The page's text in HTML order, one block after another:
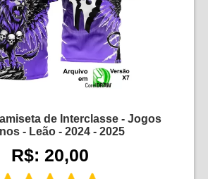
de Interclasse - Jogos
- Leão - 2024 - 2025
R$: 20,00